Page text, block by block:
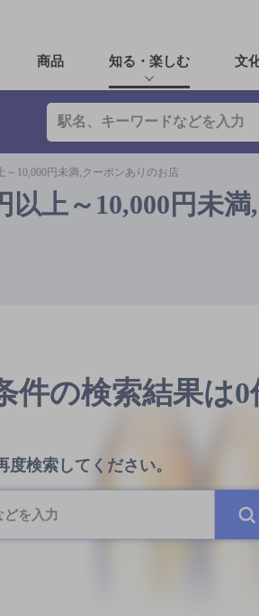
商品 知る・楽しむ 文
～10,000円未満,クーポンありのお店
以上～10,000円未
件の検索結果は0
検索してください。